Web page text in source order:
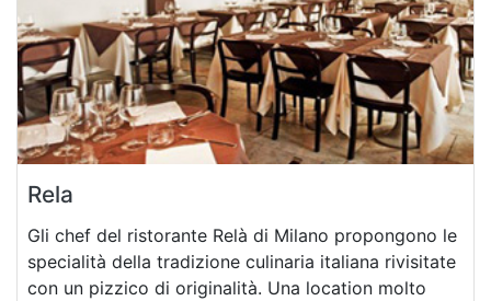
Rela
Gli chef del ristorante Relà di Milano propongono le
specialità della tradizione culinaria italiana rivisitate
con un pizzico di originalità. Una location molto